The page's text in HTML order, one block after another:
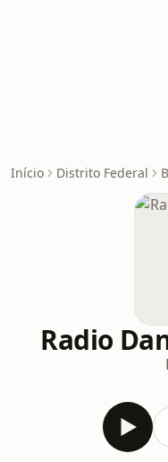
Início Distrito Federal
Radio